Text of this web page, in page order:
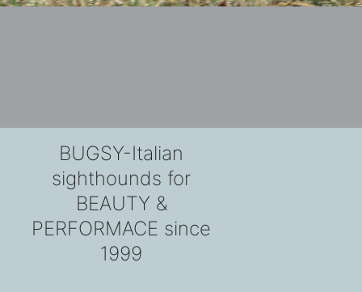
BUGSY-Italian
sighthounds for
BEAUTY &
PERFORMACE since
1999